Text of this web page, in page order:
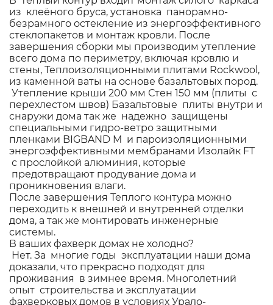
из клеёного бруса, установка панорамно-
безрамного остекление из энергоэффективного
стеклопакетов и монтаж кровли. После
завершения сборки мы производим утепление
всего дома по периметру, включая кровлю и
стены, Теплоизоляционными плитами Rockwool,
из каменной ваты на основе базальтовых пород.
Утепление крыши 200 мм Стен 150 мм (плиты с
перехлестом швов) Базальтовые плиты внутри и
снаружи дома так же надежно защищены
специальными гидро-ветро защитными
пленками BIGBAND M и пароизоляционными
энергоэффективными мембранами Изолайк FT
с прослойкой алюминия, которые
предотвращают продувание дома и
проникновения влаги.
После завершения Теплого контура можно
переходить к внешней и внутренней отделки
дома, а так же монтировать инженерные
системы.
В ваших фахверк домах не холодно?
Нет. За многие годы эксплуатации наши дома
доказали, что прекрасно подходят для
проживания в зимнее время. Многолетний
опыт строительства и эксплуатации
фахверковых домов в условиях Урало-